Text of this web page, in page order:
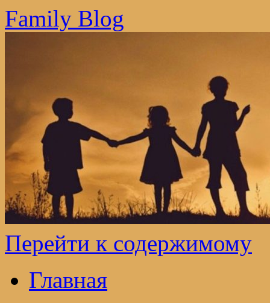
Family Blog
Перейти к содержимому
Главная